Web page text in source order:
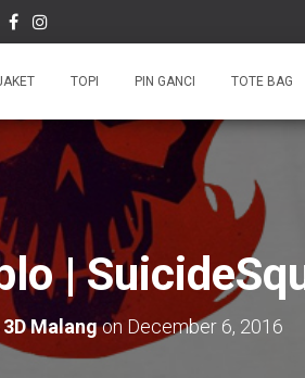
TOPI PIN GANCI TOTE BAG
|
Malangon December 6, 2016